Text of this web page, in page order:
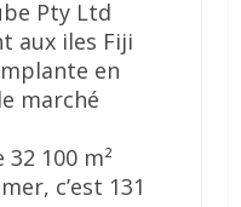
Pty Ltd
aux iles Fiji
en
marché
100 m²
c’est 131